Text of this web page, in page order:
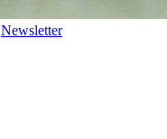
Newsletter